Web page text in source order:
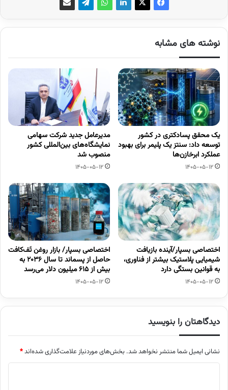
نوشته های مشابه
یک محقق پسادکتری در کشور
توسعه داد: سنتز یک پلیمر برای بهبود
عملکرد ابرخازن‌ها
1405-05-12
مدیرعامل جدید شرکت سهامی
نمایشگاه‌های بین‌المللی کشور
منصوب شد
1405-05-12
اختصاصی بسپار/آینده بازیافت
شیمیایی پلاستیک بیشتر از فناوری،
به قوانین بستگی دارد
1405-05-12
اختصاصی بسپار/ بازار روغن تَف‌کافت
حاصل از پسماند تا سال ۲۰۳۶ به
بیش از ۶۱۵ میلیون دلار می‌رسد
1405-05-12
دیدگاهتان را بنویسید
نشانی ایمیل شما منتشر نخواهد شد. بخش‌های موردنیاز علامت‌گذاری شده‌اند*